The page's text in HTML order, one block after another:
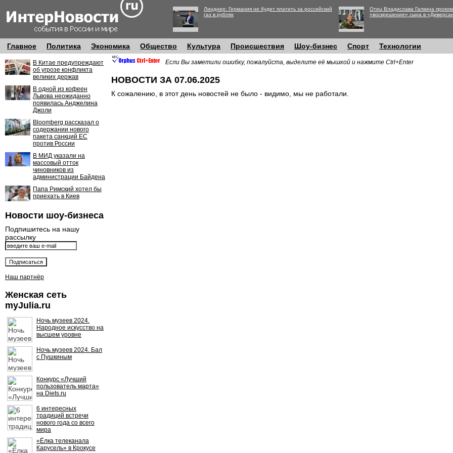
Линднер: Германия не будет платить за российский
газ в рублях
Отец Владислава Галкина
«воскрешение» сына в
Главное Политика Экономика Общество Культура Происшествия Шоу-бизнес Спорт Технологии
В Китае предупреждают
об угрозе конфликта
великих держав
В одной из кофеен
Львова неожиданно
появилась Анджелина
Джоли
Bloomberg рассказал о
содержании нового
пакета санкций ЕС
против России
В МИД указали на
массовый отток
чиновников из
администрации Байдена
Папа Римский хотел бы
приехать в Киев
Новости шоу-бизнеса
Подпишитесь на нашу
рассылку
Наш партнёр
Женская сеть
myJulia.ru
Ночь музеев 2024.
Народное искусство на
высшем уровне
Ночь музеев 2024. Бал
с Пушкиным
Конкурс «Лучший
пользователь марта»
на Diets.ru
6 интересных
традиций встречи
нового года со всего
мира
«Ёлка телеканала
Карусель» в Крокусе
Если Вы заметили ошибку, пожалуйста, выделите её мышкой и нажмите Ctrl+Enter
НОВОСТИ ЗА 07.06.2025
К сожалению, в этот день новостей не было - видимо, мы не работали.